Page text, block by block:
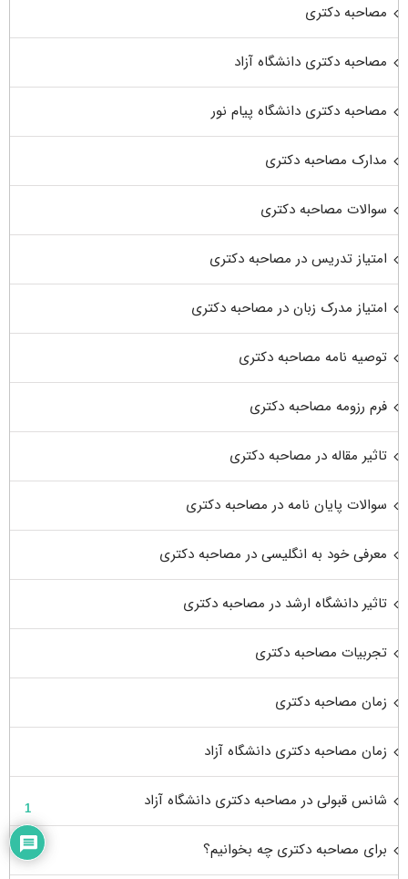
مصاحبه دکتری
مصاحبه دکتری دانشگاه آزاد
مصاحبه دکتری دانشگاه پیام نور
مدارک مصاحبه دکتری
سوالات مصاحبه دکتری
امتیاز تدریس در مصاحبه دکتری
امتیاز مدرک زبان در مصاحبه دکتری
توصیه نامه مصاحبه دکتری
فرم رزومه مصاحبه دکتری
تاثیر مقاله در مصاحبه دکتری
سوالات پایان نامه در مصاحبه دکتری
معرفی خود به انگلیسی در مصاحبه دکتری
تاثیر دانشگاه ارشد در مصاحبه دکتری
تجربیات مصاحبه دکتری
زمان مصاحبه دکتری
زمان مصاحبه دکتری دانشگاه آزاد
شانس قبولی در مصاحبه دکتری دانشگاه آزاد
برای مصاحبه دکتری چه بخوانیم؟
1